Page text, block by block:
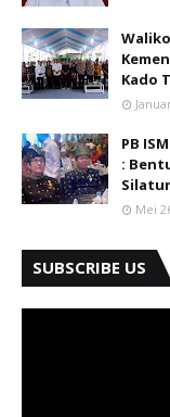
Kado
PB
:
Mei
SUBSCRIBE US